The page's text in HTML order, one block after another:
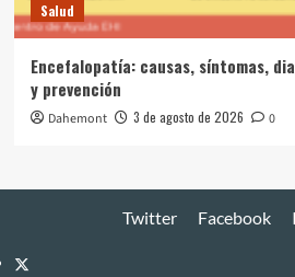
Salud
Encefalopatía: causas, síntomas,
y prevención
Dahemont 3 de agosto de 2026 0
Twitter Facebook
Twitter